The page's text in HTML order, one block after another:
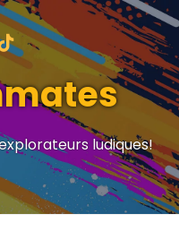
ludiques!